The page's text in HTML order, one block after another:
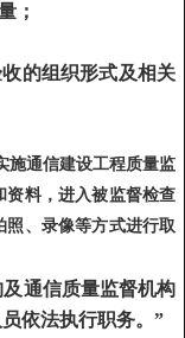
；
的组织形式及相关
施通信建设工程质量监
资料，进入被监督检查
照、录像等方式进行取
通信质量监督机构
依法执行职务。”